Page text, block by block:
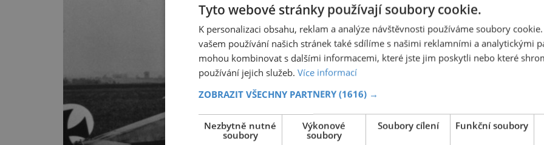
Tyto webové stránky používají soubory cookie.
K personalizaci obsahu, reklam a analýze návštěvnosti používáme soubory
vašem používání našich stránek také sdílíme s našimi reklamními a analytickými
mohou kombinovat s dalšími informacemi, které jste jim poskytli nebo které
používání jejich služeb. Více informací
ZOBRAZIT VŠECHNY PARTNERY (1616) →
Nezbytně nutné
soubory
Výkonové
soubory
Soubory cílení Funkční soubory